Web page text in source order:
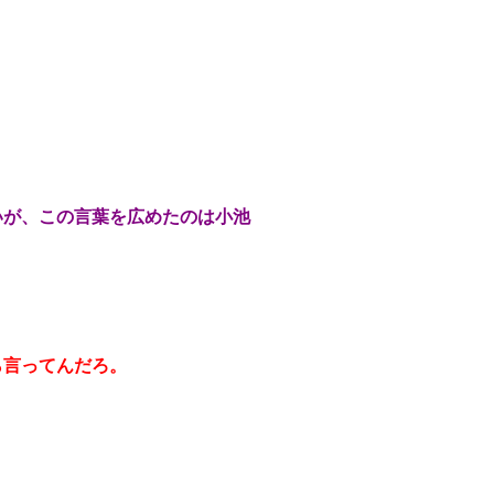
、この言葉を広めたのは小池
ってんだろ。